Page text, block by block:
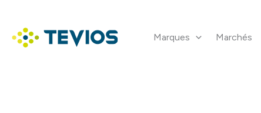
contenu
Marques Marchés